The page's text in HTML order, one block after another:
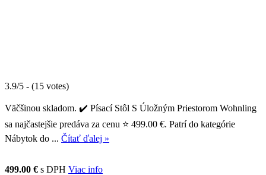
3.9/5 - (15 votes)
Väčšinou skladom. ✔️ Písací Stôl S Úložným Priestorom Wohnling
sa najčastejšie predáva za cenu ⭐ 499.00 €. Patrí do kategórie
Nábytok do ... Čítať ďalej »
499.00 € s DPH Viac info